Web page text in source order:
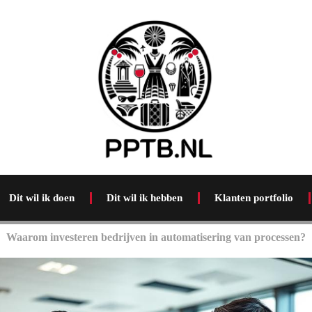
Dit wil ik doen Dit wil ik hebben Klanten portfolio
Waarom investeren bedrijven in automatisering van processen?